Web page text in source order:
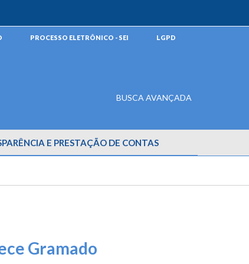
PROCESSO ELETRÔNICO - SEI LGPD
BUSCA AVANÇADA
E PRESTAÇÃO DE CONTAS
Gramado